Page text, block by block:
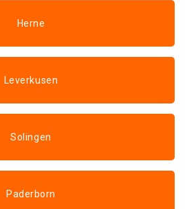
Herne
Leverkusen
Solingen
Paderborn